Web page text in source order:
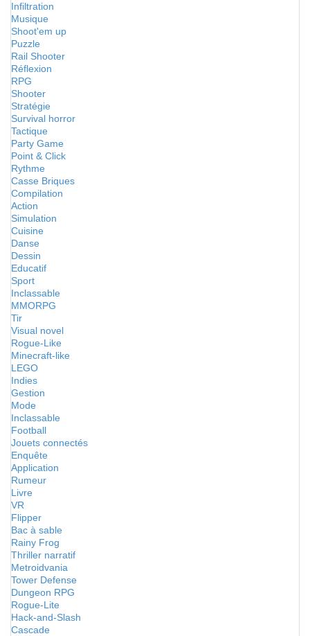
Infiltration
Musique
Shoot'em up
Puzzle
Rail Shooter
Réflexion
RPG
Shooter
Stratégie
Survival horror
Tactique
Party Game
Point & Click
Rythme
Casse Briques
Compilation
Action
Simulation
Cuisine
Danse
Dessin
Educatif
Sport
Inclassable
MMORPG
Tir
Visual novel
Rogue-Like
Minecraft-like
LEGO
Indies
Gestion
Mode
Inclassable
Football
Jouets connectés
Enquête
Application
Rumeur
Livre
VR
Flipper
Bac à sable
Rainy Frog
Thriller narratif
Metroidvania
Tower Defense
Dungeon RPG
Rogue-Lite
Hack-and-Slash
Cascade